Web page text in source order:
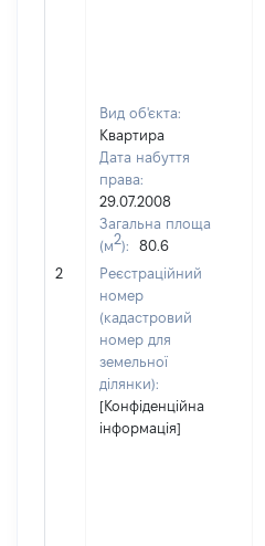
2
Вид об'єкта:
Квартира
Дата набуття
права:
29.07.2008
Загальна площа
(м2):
80.6
Реєстраційний
номер
(кадастровий
номер для
земельної
ділянки):
[Конфіденційна
інформація]